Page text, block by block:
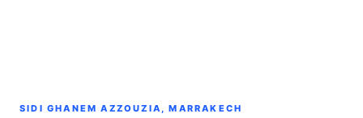
SIDI GHANEM AZZOUZIA, MARRAKECH